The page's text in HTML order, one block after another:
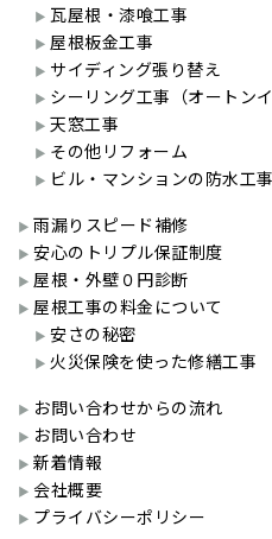
瓦屋根・漆喰工事
屋根板金工事
サイディング張り替え
シーリング工事（オートンイ
天窓工事
その他リフォーム
ビル・マンションの防水工事
雨漏りスピード補修
安心のトリプル保証制度
屋根・外壁０円診断
屋根工事の料金について
安さの秘密
火災保険を使った修繕工事
お問い合わせからの流れ
お問い合わせ
新着情報
会社概要
プライバシーポリシー